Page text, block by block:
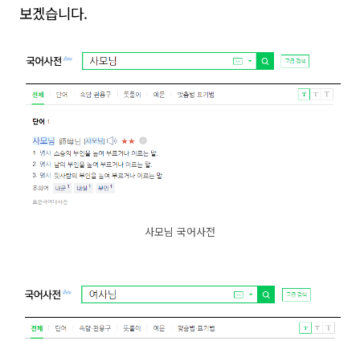
보겠습니다.
사모님 국어사전